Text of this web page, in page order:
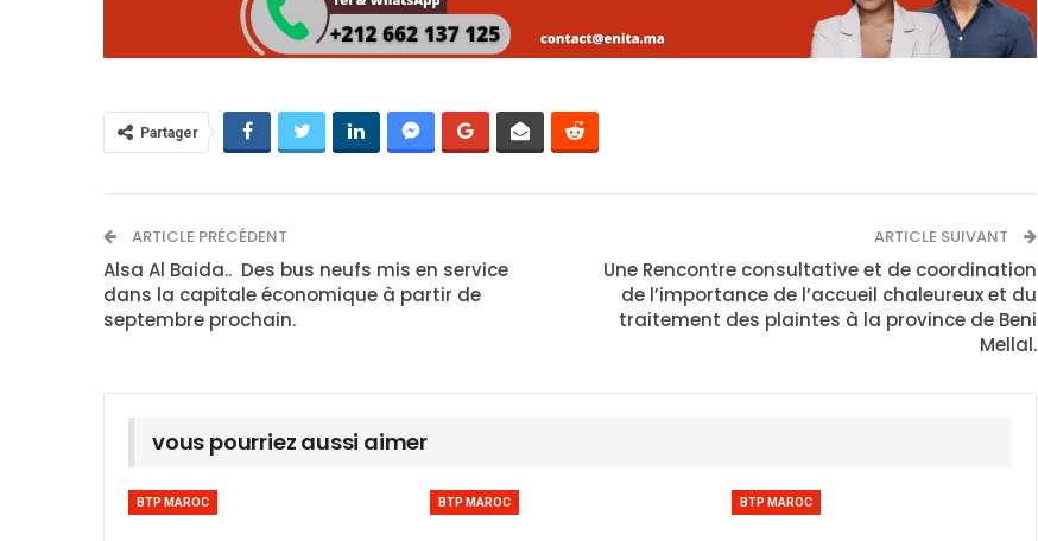
Partager
ARTICLE PRÉCÉDENT
Alsa Al Baida.. Des bus neufs mis en service
dans la capitale économique à partir de
septembre prochain.
ARTICLE SUIVANT
Une Rencontre consultative et de coordination
de l’importance de l’accueil chaleureux et du
traitement des plaintes à la province de Beni
Mellal.
vous pourriez aussi aimer
BTP MAROC BTP MAROC BTP MAROC